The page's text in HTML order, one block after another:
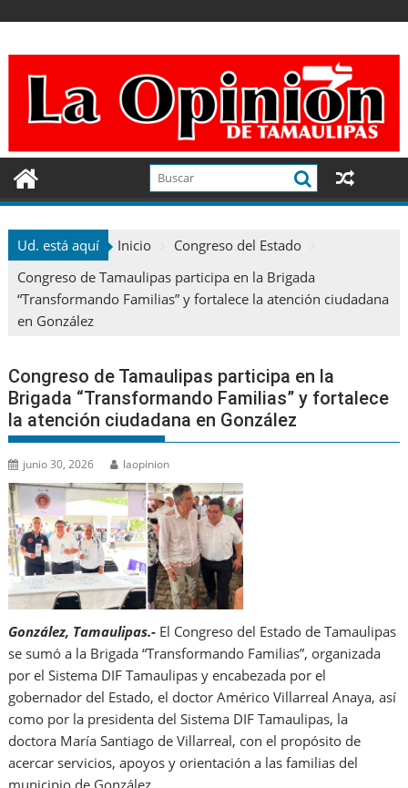
contenido
Ud. está aquí Inicio
Congreso del Estado
Congreso de Tamaulipas participa en la Brigada
“Transformando Familias” y fortalece la atención ciudadana
en González
Congreso de Tamaulipas participa en la
Brigada “Transformando Familias” y fortalece
la atención ciudadana en González
junio 30, 2026 laopinion
González, Tamaulipas.- El Congreso del Estado de Tamaulipas
se sumó a la Brigada “Transformando Familias”, organizada
por el Sistema DIF Tamaulipas y encabezada por el
gobernador del Estado, el doctor Américo Villarreal Anaya, así
como por la presidenta del Sistema DIF Tamaulipas, la
doctora María Santiago de Villarreal, con el propósito de
acercar servicios, apoyos y orientación a las familias del